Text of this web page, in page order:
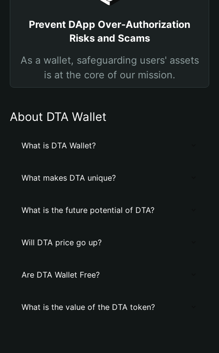
Prevent DApp Over-Authorization
Risks and Scams
As a wallet, safeguarding users' assets
is at the core of our mission.
About DTA Wallet
What is DTA Wallet?
What makes DTA unique?
What is the future potential of DTA?
Will DTA price go up?
Are DTA Wallet Free?
What is the value of the DTA token?